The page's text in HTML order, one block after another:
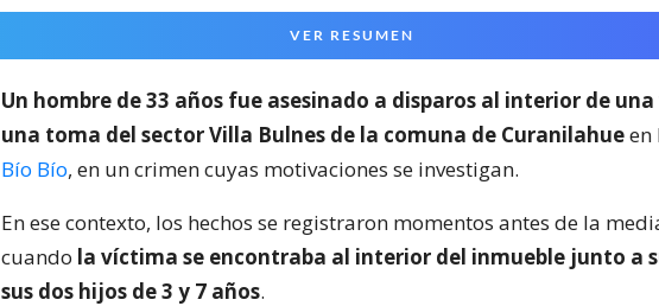
VER RESUMEN
Un hombre de 33 años fue asesinado a disparos al interior de
una toma del sector Villa Bulnes de la comuna de Curanilahueen
Bío Bío, en un crimen cuyas motivaciones se investigan.
En ese contexto, los hechos se registraron momentos antes de la
cuando la víctima se encontraba al interior del inmueble junto a
sus dos hijos de 3 y 7 años.